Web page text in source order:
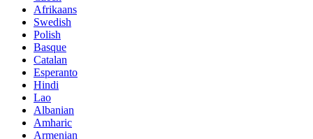
Afrikaans
Swedish
Polish
Basque
Catalan
Esperanto
Hindi
Lao
Albanian
Amharic
Armenian